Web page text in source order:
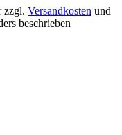
zzgl. Versandkosten und
beschrieben